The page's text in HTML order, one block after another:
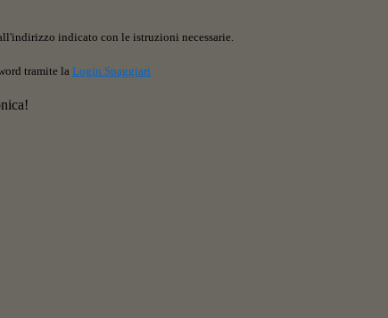
indicato con le istruzioni necessarie.
tramite la Login Spaggiari